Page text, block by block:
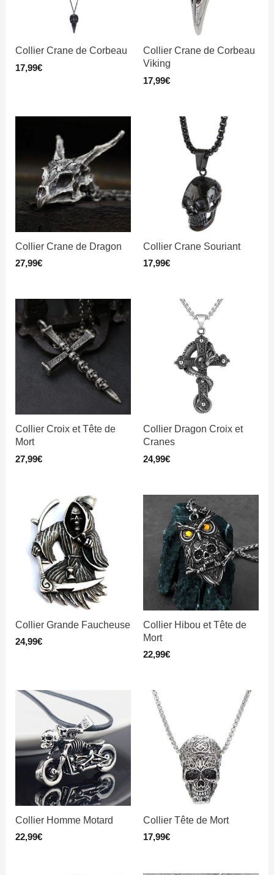
Collier Crane de Corbeau
17,99€
Collier Crane de Corbeau
Viking
17,99€
Collier Crane de Dragon
27,99€
Collier Crane Souriant
17,99€
Collier Croix et Tête de
Mort
27,99€
Collier Dragon Croix et
Cranes
24,99€
Collier Grande Faucheuse
24,99€
Collier Hibou et Tête de
Mort
22,99€
Collier Homme Motard
22,99€
Collier Tête de Mort
17,99€